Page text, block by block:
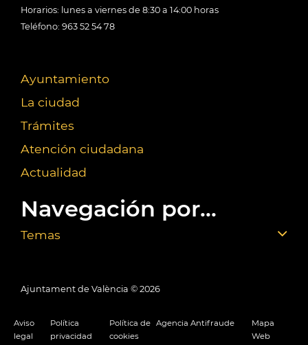
Horarios: lunes a viernes de 8:30 a 14:00 horas
Teléfono: 963 52 54 78
Ayuntamiento
La ciudad
Trámites
Atención ciudadana
Actualidad
Navegación por...
Temas
Ajuntament de València © 2026
Aviso
legal
Política
privacidad
Política de
cookies
Agencia Antifraude
Mapa
Web